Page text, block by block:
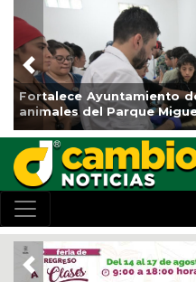
La ciudad de Veracruz
de Reforestación 2026
Previous
Previous